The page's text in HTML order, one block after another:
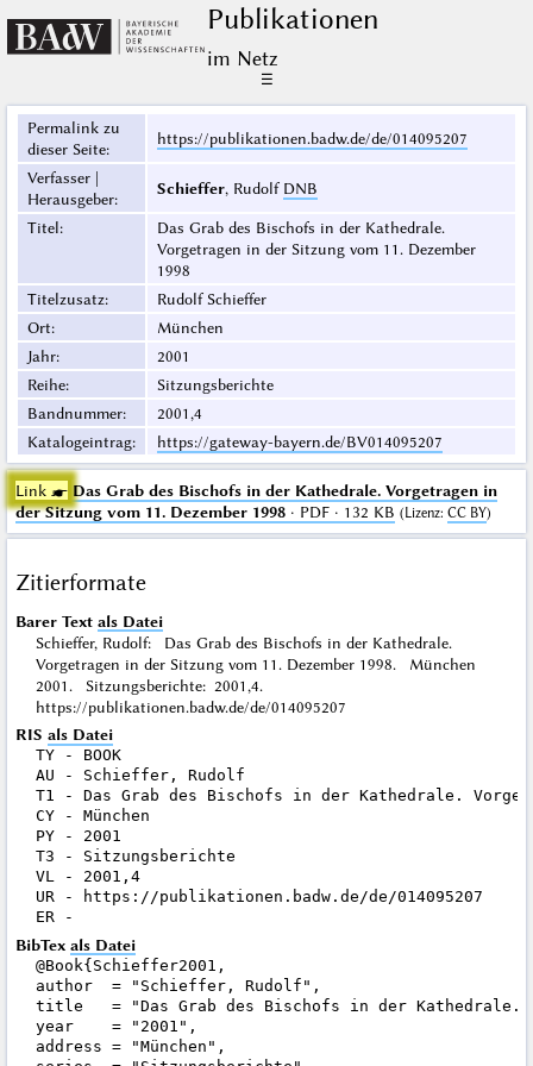
Publikationen
im Netz
☰
Permalink zu
dieser Seite:
https://publikationen.badw.de/de/014095207
Verfasser |
Herausgeber:
Schieffer, Rudolf DNB
Titel:
Das Grab des Bischofs in der Kathedrale.
Vorgetragen in der Sitzung vom 11. Dezember
1998
Titelzusatz:
Rudolf Schieffer
Ort:
München
Jahr:
2001
Reihe:
Sitzungsberichte
Bandnummer:
2001,4
Katalogeintrag: https://gateway-bayern.de/BV014095207
Link ☛ Das Grab des Bischofs in der Kathedrale. Vorgetragen in
der Sitzung vom 11. Dezember 1998· PDF · 132 KB (Lizenz: CC BY)
Zitierformate
Barer Text als Datei
Schieffer, Rudolf: Das Grab des Bischofs in der Kathedrale.
Vorgetragen in der Sitzung vom 11. Dezember 1998. München
2001. Sitzungsberichte: 2001,4.
https://publikationen.badw.de/de/014095207
RIS als Datei
TY - BOOK
AU - Schieffer, Rudolf
T1 - Das Grab des Bischofs in der Kathedrale.
CY - München
PY - 2001
T3 - Sitzungsberichte
VL - 2001,4
UR - https://publikationen.badw.de/de/014095207
BibTex als Datei
@Book{Schieffer2001,
author  = "Schieffer, Rudolf",
title   = "Das Grab des Bischofs in der Kathedrale.
year    = "2001",
address = "München",